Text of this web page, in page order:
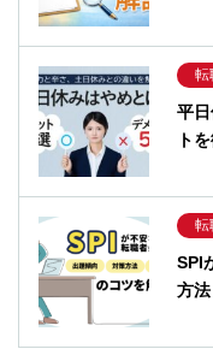
転
平
ト
転
SPI
方